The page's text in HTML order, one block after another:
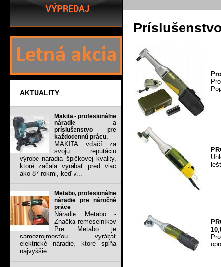
AKTUALITY
Makita - profesionálne
náradie a
príslušenstvo pre
každodennú prácu.
MAKITA vďačí za
svoju reputáciu
výrobe náradia špičkovej kvality,
ktoré začala vyrábať pred viac
ako 87 rokmi, keď v...
Metabo, profesionálne
náradie pre náročné
práce
Náradie Metabo -
Značka remeselníkov
Pre Metabo je
samozrejmosťou vyrábať
elektrické náradie, ktoré spĺňa
najvyššie...